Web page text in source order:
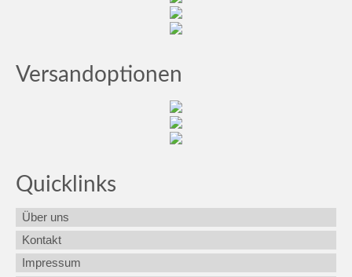
Versandoptionen
Quicklinks
Über uns
Kontakt
Impressum